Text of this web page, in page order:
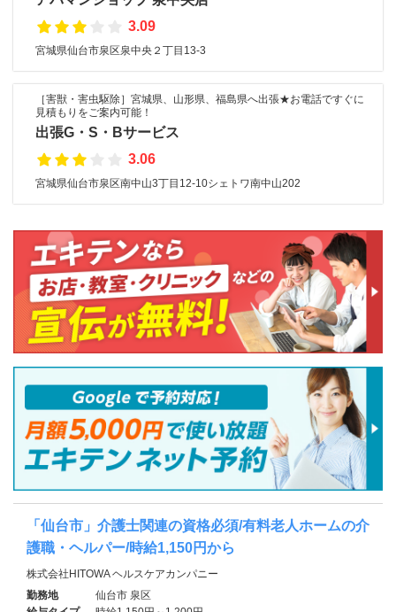
3.09
宮城県仙台市泉区泉中央２丁目13-3
［害獣・害虫駆除］宮城県、山形県、福島県へ出張★お電話ですぐに
見積もりをご案内可能！
出張G・S・Bサービス
3.06
宮城県仙台市泉区南中山3丁目12-10シェトワ南中山202
「仙台市」介護士関連の資格必須/有料老人ホームの介
護職・ヘルパー/時給1,150円から
株式会社HITOWA ヘルスケアカンパニー
勤務地
仙台市 泉区